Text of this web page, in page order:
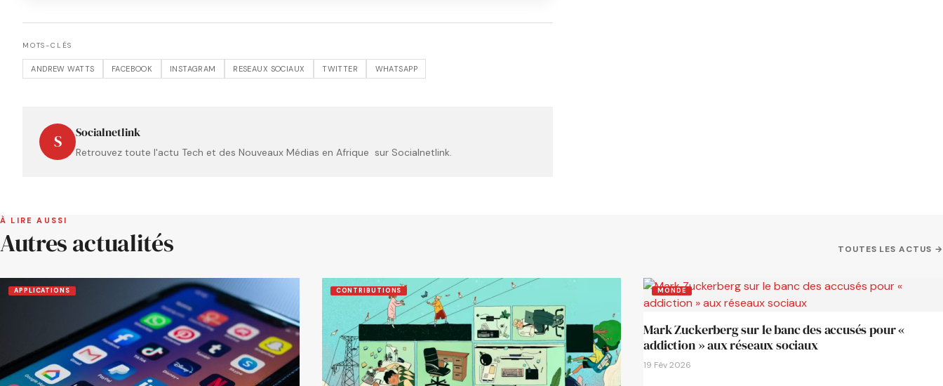
MOTS-CLÉS
ANDREW WATTS FACEBOOK INSTAGRAM RESEAUX SOCIAUX TWITTER WHATSAPP
S Socialnetlink
Retrouvez toute l'actu Tech et des Nouveaux Médias en Afrique sur Socialnetlink.
À LIRE AUSSI
Autres actualités TOUTES LES ACTUS →
APPLICATIONS CONTRIBUTIONS MONDE
Mark Zuckerberg sur le banc des accusés pour «
addiction » aux réseaux sociaux
19 Fév 2026